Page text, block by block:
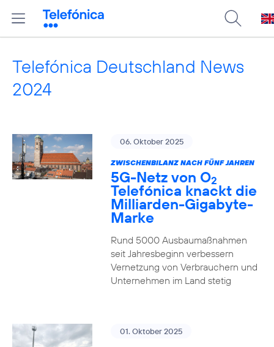
Telefónica Deutschland News
2024
06. Oktober 2025
ZWISCHENBILANZ NACH FÜNF JAHREN
5G-Netz von O2
Telefónica knackt die
Milliarden-Gigabyte-
Marke
Rund 5000 Ausbaumaßnahmen
seit Jahresbeginn verbessern
Vernetzung von Verbrauchern und
Unternehmen im Land stetig
01. Oktober 2025